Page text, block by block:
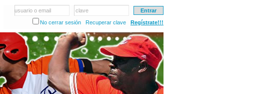
usuario o email
clave
No cerrar sesión
Recuperar clave Regístrate!!!